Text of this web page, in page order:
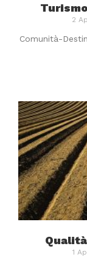
2
Comunità-
1